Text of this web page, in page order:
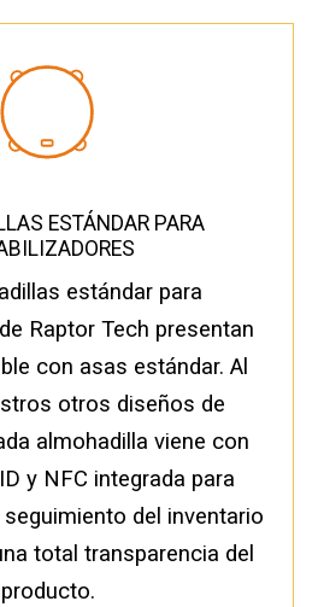
ESTÁNDAR PARA
estándar para
Raptor Tech presentan
con asas estándar. Al
otros diseños de
almohadilla viene con
y NFC integrada para
del inventario
total transparencia del
producto.